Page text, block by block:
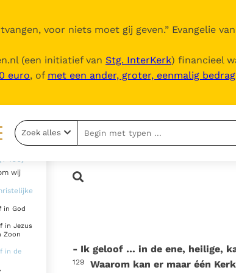
voor niets moet gij geven.” Evangelie
(een initiatief van Stg. InterKerk) financieel
euro, of met een ander, groter, eenmalig bedrag
Over ons
Over RK Documenten
Doneren
Nieuwsbrief
Leer de
parel van Gods
Gods Koninkrijk
Zoek alles
166)
wij
in God
in Jezus
Zoon
in de
- Ik geloof … in de ene, heilige,
129
Waarom kan er maar één